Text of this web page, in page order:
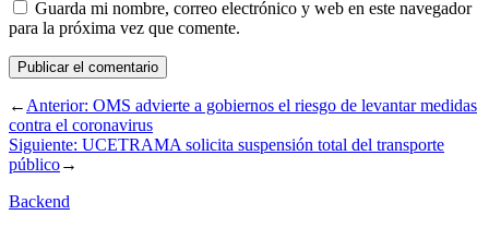
Guarda mi nombre, correo electrónico y web en este navegador
para la próxima vez que comente.
←Anterior: OMS advierte a gobiernos el riesgo de levantar medidas
contra el coronavirus
Siguiente: UCETRAMA solicita suspensión total del transporte
público→
Backend